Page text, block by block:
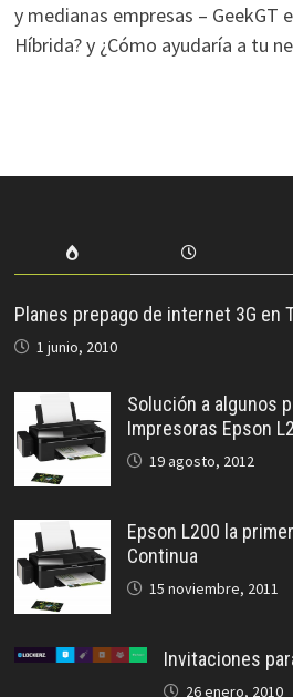
y medianas empresas – GeekGT
Híbrida? y ¿Cómo ayudaría a tu
Planes prepago de internet 3G en
1 junio, 2010
Solución a algunos
Impresoras Epson
19 agosto, 2012
Epson L200 la
Continua
15 noviembre, 2011
Invitaciones
26 enero, 2010